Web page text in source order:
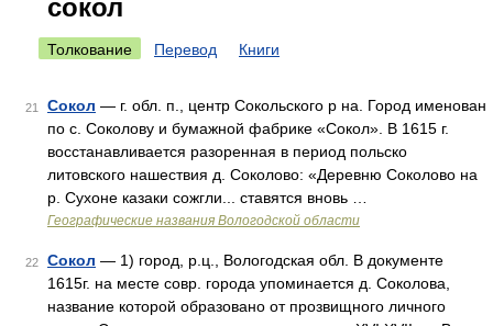
сокол
Толкование Перевод Книги
21 Сокол — г. обл. п., центр Сокольского р на. Город именован
по с. Соколову и бумажной фабрике «Сокол». В 1615 г.
восстанавливается разоренная в период польско
литовского нашествия д. Соколово: «Деревню Соколово на
р. Сухоне казаки сожгли... ставятся вновь …
Географические названия Вологодской области
22 Сокол — 1) город, р.ц., Вологодская обл. В документе
1615г. на месте совр. города упоминается д. Соколова,
название которой образовано от прозвищного личного